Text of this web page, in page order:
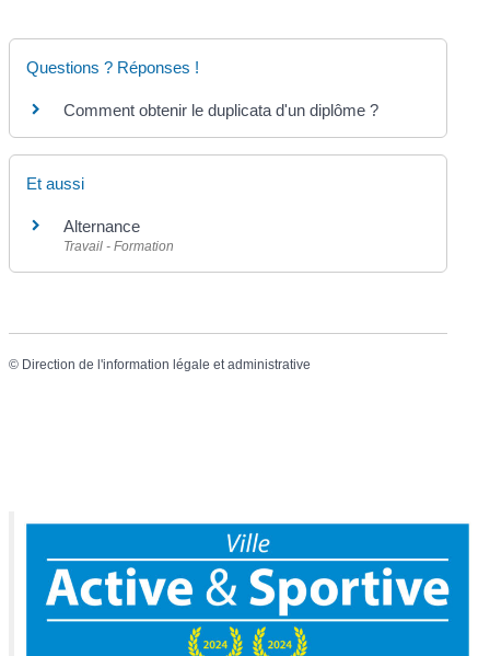
Questions ? Réponses !
Comment obtenir le duplicata d'un diplôme ?
Et aussi
Alternance
Travail - Formation
© Direction de l'information légale et administrative